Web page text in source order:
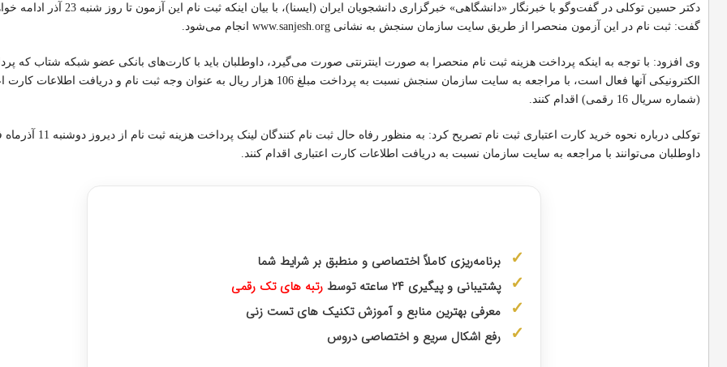
دکتر حسین توکلی در گفت‌وگو با خبرنگار «دانشگاهی» خبرگزاری دانشجویان ایران
گفت: ثبت نام در این آزمون منحصرا از طریق سایت سازمان سنجش به نشانی www.sanjesh.org انجام می‌شود.
وی افزود: با توجه به اینکه پرداخت هزینه ثبت نام منحصرا به صورت اینترنتی صورت می‌گیرد، داوطلبان باید با کارت‌های بانکی عضو شبکه شتاب که
الکترونیکی آنها فعال است، با مراجعه به سایت سازمان سنجش نسبت به پرداخت مبلغ 106 هزار ریال به عنوان وجه ثبت نام و
(شماره سریال 16 رقمی) اقدام کنند.
توکلی درباره نحوه خرید کارت اعتباری ثبت نام تصریح کرد:
داوطلبان می‌توانند با مراجعه به سایت سازمان نسبت به دریافت اطلاعات کارت اعتباری اقدام کنند.
برنامه‌ریزی کاملاً اختصاصی و منطبق بر شرایط شما
پشتیبانی و پیگیری ۲۴ ساعته توسط
رتبه‌ های تک رقمی
معرفی بهترین منابع و آموزش تکنیک های تست زنی
رفع اشکال سریع و اختصاصی دروس